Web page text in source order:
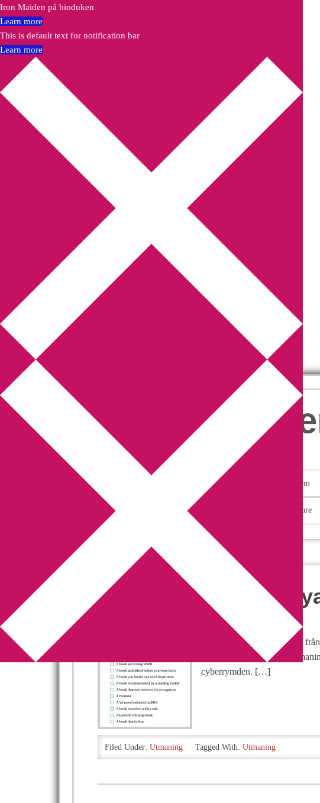
Annikas
Författarfemman Om
Gästinlägg Bokbloggsjerka Deckare
You are here:Home Archives for Utmaning
Finns det plats för
Leave a Comment
Jag har ju varit frånvarande
är mycket möjligt att en
cyberrymden. […]
Filed Under: Utmaning Tagged With: Utmaning
Iron Maiden på bioduken
Learn more
This is default text for notification bar
Learn more